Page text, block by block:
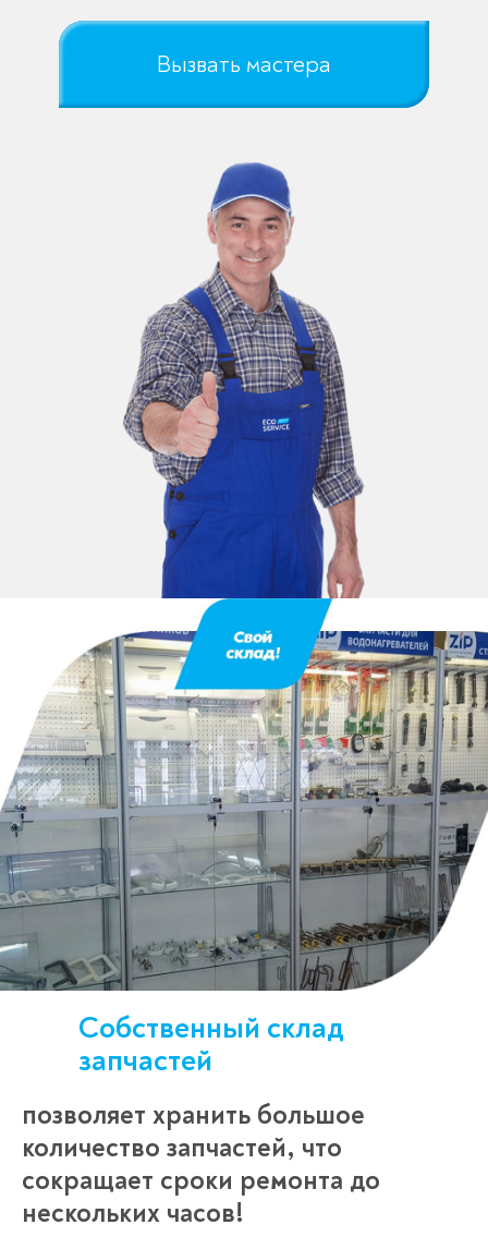
Вызвать мастера
Собственный склад
запчастей
позволяет хранить большое
количество запчастей, что
сокращает сроки ремонта до
нескольких часов!